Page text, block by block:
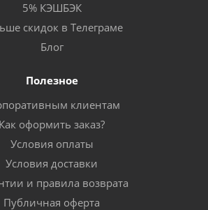
5% КЭШБЭК
скидок в Телеграме
Блог
Полезное
клиентам
Как оформить заказ?
Условия оплаты
Условия доставки
и правила возврата
Публичная оферта